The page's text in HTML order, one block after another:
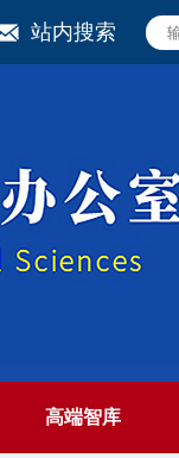
站内搜索
高端智库